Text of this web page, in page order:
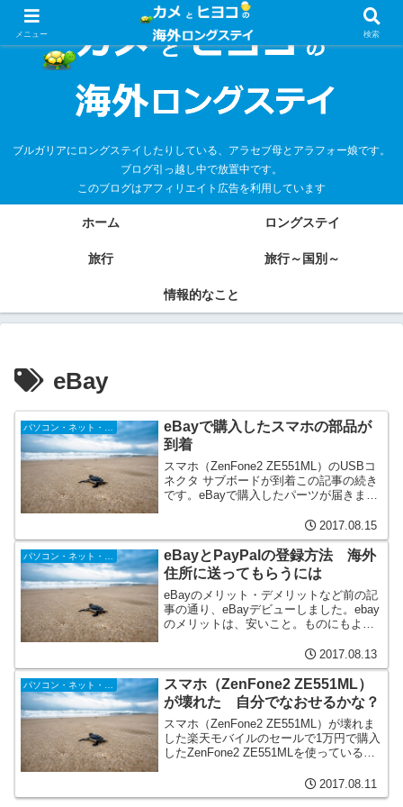
ブルガリアにロングステイしたりしている、アラセブ母とアラフォー娘です。
ブログ引っ越し中で放置中です。
このブログはアフィリエイト広告を利用しています
ホーム ロングステイ
旅行 旅行～国別～
情報的なこと
eBay
eBayで購入したスマホの部品が
到着
スマホ（ZenFone2 ZE551ML）のUSBコ
ネクタ サブボードが到着この記事の続き
です。eBayで購入したパーツが届きまし
ブルガリア郵便局のサイトで現在地を調
べることができます。7月19日に購入し...
2017.08.15
eBayとPayPalの登録方法 海外
住所に送ってもらうには
eBayのメリット・デメリットなど前の記
事の通り、eBayデビューしました。ebay
のメリットは、安いこと。ものにもより
下で購入できます。もっと安いものも沢
山あります。eBayで買って、日本で転売
する...
2017.08.13
スマホ（ZenFone2 ZE551ML）
が壊れた 自分でなおせるかな？
スマホ（ZenFone2 ZE551ML）が壊れま
した楽天モバイルのセールで1万円で購入
したZenFone2 ZE551MLを使っているの
USB端子が曲がってしまったようでコー
ドを曲げれば充電可能だったのが...
2017.08.11
メニュー 検索